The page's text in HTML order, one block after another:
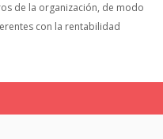
de la organización, de modo
con la rentabilidad